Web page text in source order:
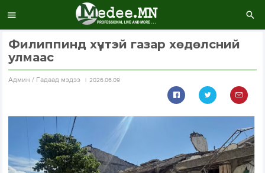
Филиппинд хүчтэй газар хөдөлсний
улмаас
Aдмин / Гадаад мэдээ 2026.06.09